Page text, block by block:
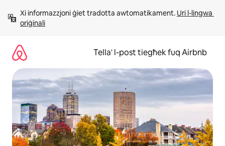
għall-
kontenut
Xi informazzjoni ġiet tradotta awtomatikament. Uri l-lingwa
oriġinali
Tella' l-post tiegħek fuq Airbnb